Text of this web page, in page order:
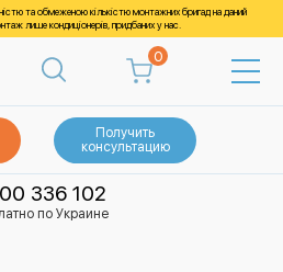
та обмеженою кількістю монтажних бригад на даний
лише кондиціонерів, придбаних у нас.
0
Получить
консультацию
336 102
по Украине